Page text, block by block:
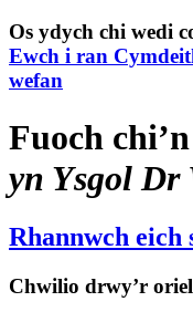
Os ydych chi wedi
Ewch i ran
wefan
Fuoch
yn Ysgol Dr
Rhannwch
Chwilio drwy’r oriel